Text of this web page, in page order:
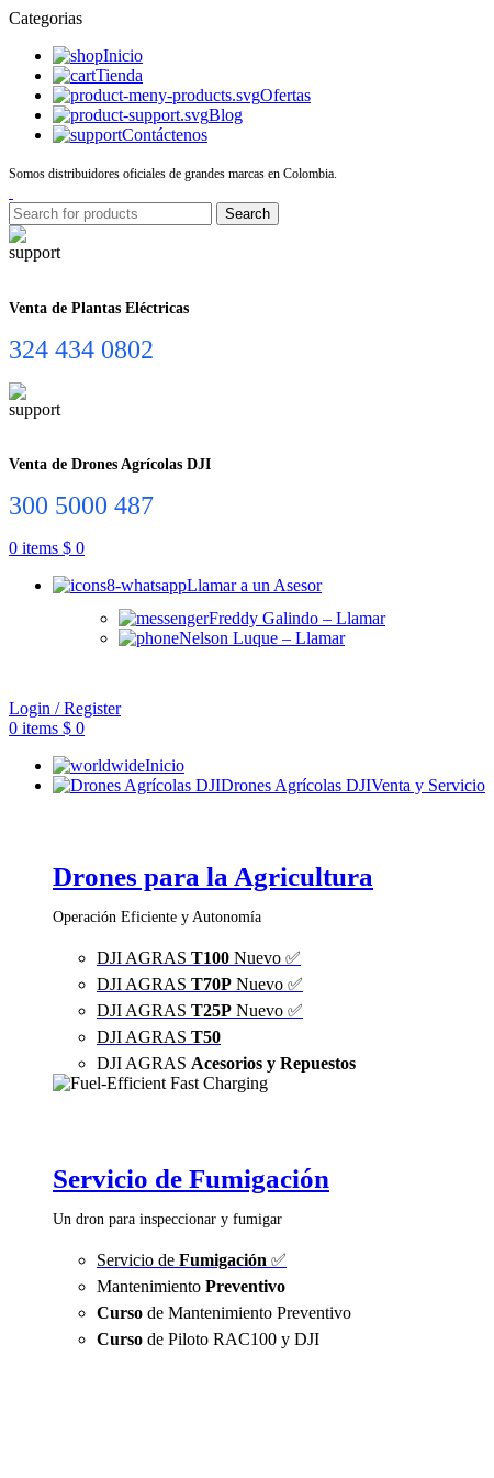
Categorias
Inicio
Tienda
Ofertas
Blog
Contáctenos
Somos distribuidores oficiales de grandes marcas en Colombia.
Search
Venta de Plantas Eléctricas
324 434 0802
Venta de Drones Agrícolas DJI
300 5000 487
0 items $ 0
Llamar a un Asesor
Freddy Galindo – Llamar
Nelson Luque – Llamar
Login / Register
0 items $ 0
Inicio
Drones Agrícolas DJIVenta y Servicio
Drones para la Agricultura
Operación Eficiente y Autonomía
DJI AGRAS T100 Nuevo ✅
DJI AGRAS T70P Nuevo ✅
DJI AGRAS T25P Nuevo ✅
DJI AGRAS T50
DJI AGRAS Acesorios y Repuestos
Servicio de Fumigación
Un dron para inspeccionar y fumigar
Servicio de Fumigación ✅
Mantenimiento Preventivo
Curso de Mantenimiento Preventivo
Curso de Piloto RAC100 y DJI